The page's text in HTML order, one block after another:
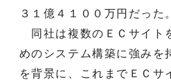
３１億４１００万円だった。
同社は複数のＥＣサイト
めのシステム構築に強みを
を背景に、これまでＥＣサ